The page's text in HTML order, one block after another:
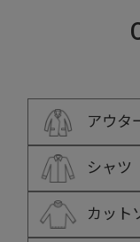
アウタ
シャツ
カット